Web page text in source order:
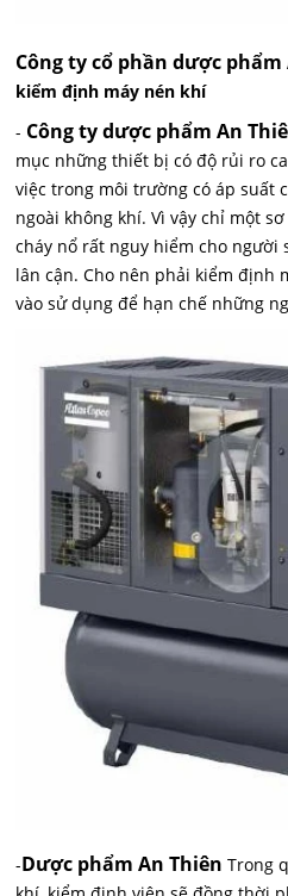
Công ty cổ phần dược phẩm
kiểm định máy nén khí
- Công ty dược phẩm An
mục những thiết bị có độ rủi ro
việc trong môi trường có áp suất
ngoài không khí. Vì vậy chỉ một
cháy nổ rất nguy hiểm cho người
lân cận. Cho nên phải kiểm định
vào sử dụng để hạn chế những
-Dược phẩm An Thiên Trong